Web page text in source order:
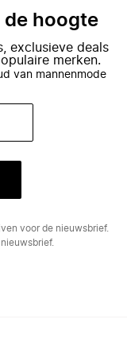
de hoogte
exclusieve deals
merken.
van mannenmode
voor de nieuwsbrief.